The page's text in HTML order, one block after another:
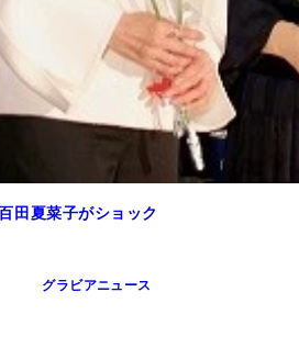
田夏菜子がショック
グラビアニュース